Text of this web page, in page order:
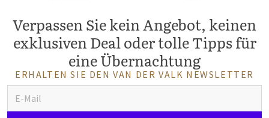
Verpassen Sie kein Angebot, keinen
exklusiven Deal oder tolle Tipps für
eine Übernachtung
ERHALTEN SIE DEN VAN DER VALK NEWSLETTER